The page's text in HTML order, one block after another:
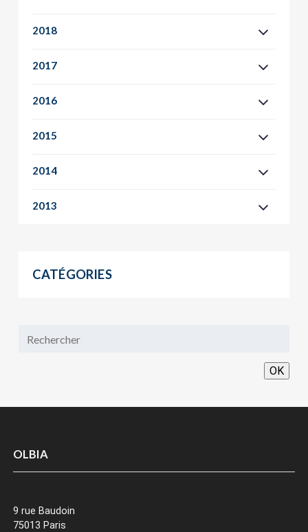
2018
2017
2016
2015
2014
2013
CATÉGORIES
OK
OLBIA
9 rue Baudoin
75013 Paris